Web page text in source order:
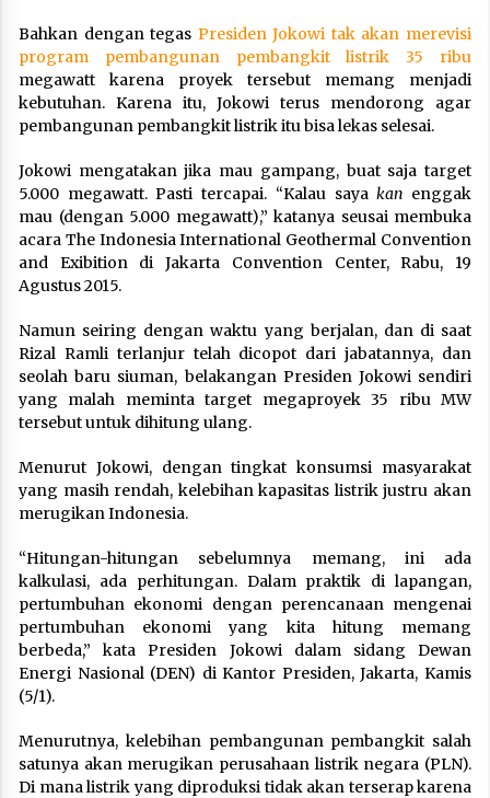
Bahkan dengan tegas Presiden Jokowi tak akan merevisi
program pembangunan pembangkit listrik 35 ribu
megawatt karena proyek tersebut memang menjadi
kebutuhan. Karena itu, Jokowi terus mendorong agar
pembangunan pembangkit listrik itu bisa lekas selesai.
Jokowi mengatakan jika mau gampang, buat saja target
5.000 megawatt. Pasti tercapai. “Kalau sayakan enggak
mau (dengan 5.000 megawatt),” katanya seusai membuka
acara The Indonesia International Geothermal Convention
and Exibition di Jakarta Convention Center, Rabu, 19
Agustus 2015.
Namun seiring dengan waktu yang berjalan, dan di saat
Rizal Ramli terlanjur telah dicopot dari jabatannya, dan
seolah baru siuman, belakangan Presiden Jokowi sendiri
yang malah meminta target megaproyek 35 ribu MW
tersebut untuk dihitung ulang.
Menurut Jokowi, dengan tingkat konsumsi masyarakat
yang masih rendah, kelebihan kapasitas listrik justru akan
merugikan Indonesia.
“Hitungan-hitungan sebelumnya memang, ini ada
kalkulasi, ada perhitungan. Dalam praktik di lapangan,
pertumbuhan ekonomi dengan perencanaan mengenai
pertumbuhan ekonomi yang kita hitung memang
berbeda,” kata Presiden Jokowi dalam sidang Dewan
Energi Nasional (DEN) di Kantor Presiden, Jakarta, Kamis
(5/1).
Menurutnya, kelebihan pembangunan pembangkit salah
satunya akan merugikan perusahaan listrik negara (PLN).
Di mana listrik yang diproduksi tidak akan terserap karena